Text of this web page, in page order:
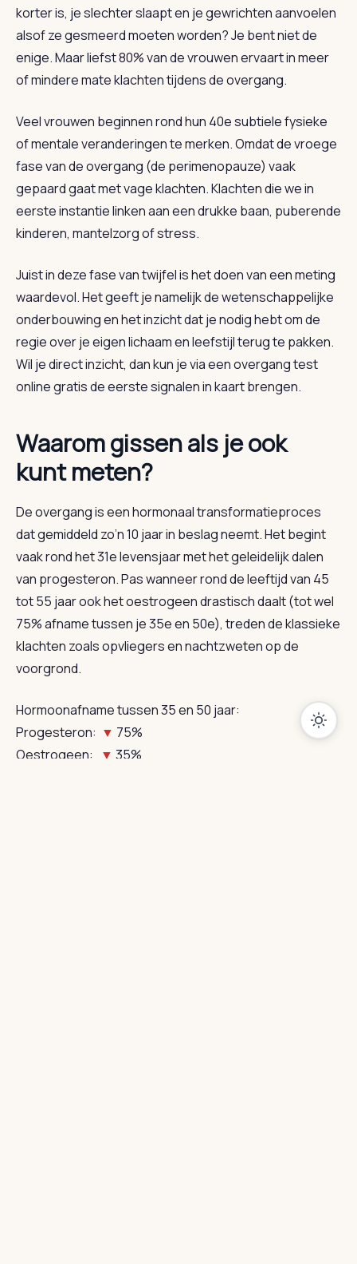
korter is, je slechter slaapt en je gewrichten aanvoelen
alsof ze gesmeerd moeten worden? Je bent niet de
enige. Maar liefst 80% van de vrouwen ervaart in meer
of mindere mate klachten tijdens de overgang.
Veel vrouwen beginnen rond hun 40e subtiele fysieke
of mentale veranderingen te merken. Omdat de vroege
fase van de overgang (de perimenopauze) vaak
gepaard gaat met vage klachten. Klachten die we in
eerste instantie linken aan een drukke baan, puberende
kinderen, mantelzorg of stress.
Juist in deze fase van twijfel is het doen van een meting
waardevol. Het geeft je namelijk de wetenschappelijke
onderbouwing en het inzicht dat je nodig hebt om de
regie over je eigen lichaam en leefstijl terug te pakken.
Wil je direct inzicht, dan kun je via een overgang test
online gratis de eerste signalen in kaart brengen.
Waarom gissen als je ook
kunt meten?
De overgang is een hormonaal transformatieproces
dat gemiddeld zo’n 10 jaar in beslag neemt. Het begint
vaak rond het 31e levensjaar met het geleidelijk dalen
van progesteron. Pas wanneer rond de leeftijd van 45
tot 55 jaar ook het oestrogeen drastisch daalt (tot wel
75% afname tussen je 35e en 50e), treden de klassieke
klachten zoals opvliegers en nachtzweten op de
voorgrond.
Hormoonafname tussen 35 en 50 jaar:
Progesteron: ▼ 75%
Oestrogeen:
▼ 35%